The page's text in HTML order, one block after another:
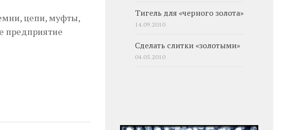
цепи, муфты,
предприятие
Тигель для «черного золота»
14.09.2010
Сделать слитки «золотыми»
04.05.2010